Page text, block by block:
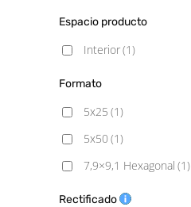
Espacio producto
Interior(1)
Formato
5x25 (1)
5x50 (1)
7,9×9,1 Hexagonal (1)
Rectificado